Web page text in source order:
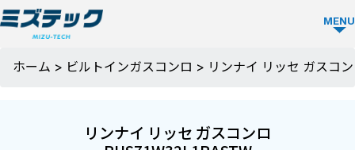
MENU
ガス
ホーム > ビルトインガスコンロ > リンナイ リッセ ガスコ
リンナイ リッセ ガスコンロ